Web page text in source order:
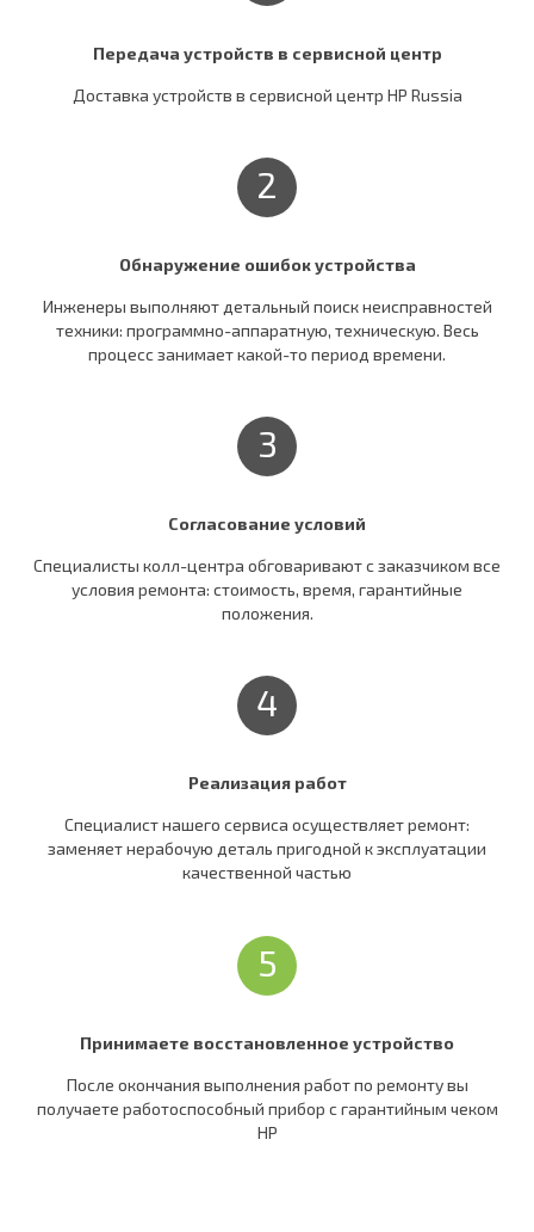
Передача устройств в сервисной центр
Доставка устройств в сервисной центр HP Russia
2
Обнаружение ошибок устройства
Инженеры выполняют детальный поиск неисправностей
техники: программно-аппаратную, техническую. Весь
процесс занимает какой-то период времени.
3
Согласование условий
Специалисты колл-центра обговаривают c заказчиком все
условия ремонта: стоимость, время, гарантийные
положения.
4
Реализация работ
Специалист нашего сервиса осуществляет ремонт:
заменяет нерабочую деталь пригодной к эксплуатации
качественной частью
5
Принимаете восстановленное устройство
После окончания выполнения работ по ремонту вы
получаете работоспособный прибор c гарантийным чеком
HP